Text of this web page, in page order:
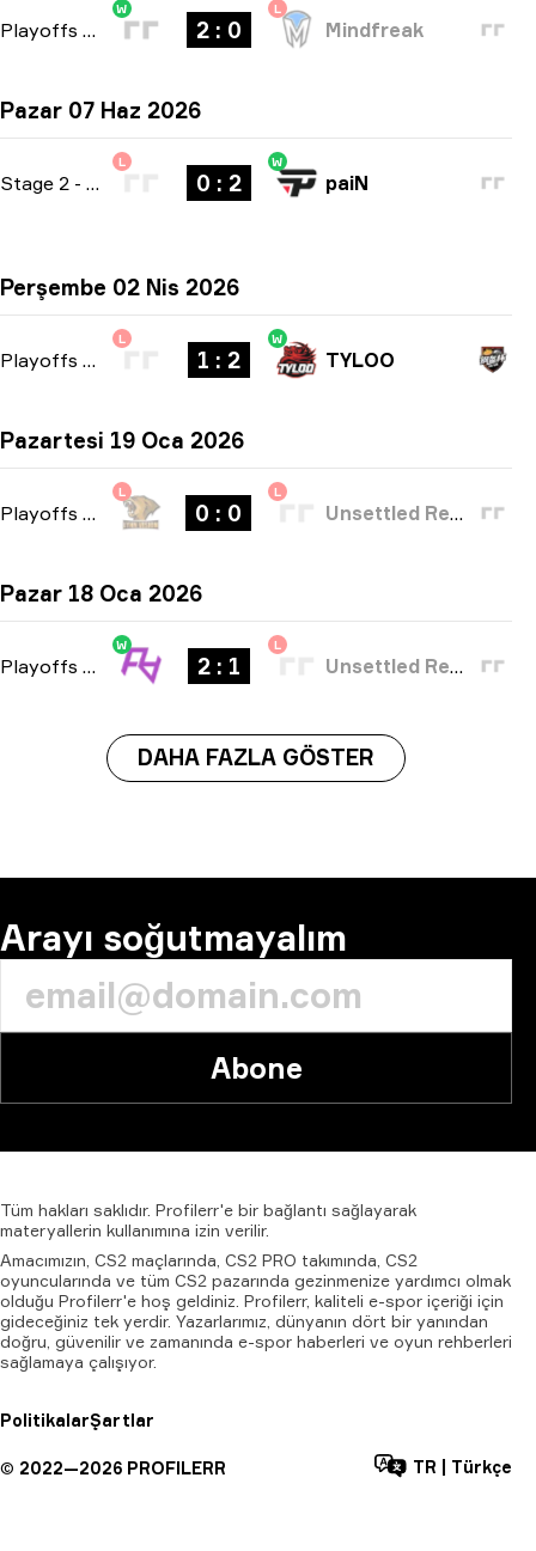
Playoffs bo3
W
2 : 0
L
Mindfreak
Pazar 07 Haz 2026
Stage 2 - bo3
L
0 : 2
W
paiN
Perşembe 02 Nis 2026
Playoffs
L
1 : 2
W
TYLOO
Pazartesi 19 Oca 2026
Playoffs bo3
L
0 : 0
L
Unsettled Resentment
Pazar 18 Oca 2026
Playoffs bo3
W
2 : 1
L
Unsettled Resentment
DAHA FAZLA GÖSTER
Arayı soğutmayalım
Abone
Tüm hakları saklıdır. Profilerr'e bir bağlantı sağlayarak
materyallerin kullanımına izin verilir.
Amacımızın, CS2 maçlarında, CS2 PRO takımında, CS2
oyuncularında ve tüm CS2 pazarında gezinmenize yardımcı olmak
olduğu Profilerr'e hoş geldiniz. Profilerr, kaliteli e-spor içeriği için
gideceğiniz tek yerdir. Yazarlarımız, dünyanın dört bir yanından
doğru, güvenilir ve zamanında e-spor haberleri ve oyun rehberleri
sağlamaya çalışıyor.
PolitikalarŞartlar
© 2022—2026 PROFILERR TR Türkçe